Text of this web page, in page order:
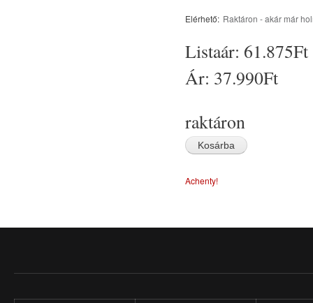
Elérhető: Raktáron - akár már
Listaár: 61.875Ft
Ár: 37.990Ft
raktáron
Achenty!